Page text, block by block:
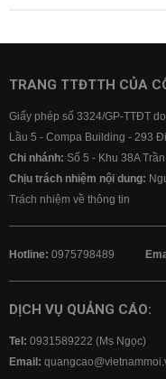
TRANG TTĐTTH CỦA
Giấy phép số 3324/GP-TTĐT
Lầu 5 - Compa Building - 293
Chi nhánh: Số 5 - Khu 38A
Chịu trách nhiệm nội dung:
Trách nhiệm về thông tin
Hotline: 0975798489
DỊCH VỤ QUẢNG CÁO:
Tel: 0931589222 (Ms Ngọc)
Email: